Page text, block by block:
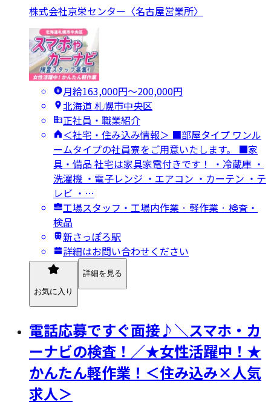
株式会社京栄センター〈名古屋営業所〉
月給163,000円〜200,000円
北海道 札幌市中央区
正社員・職業紹介
＜社宅・住み込み情報＞ ■部屋タイプ ワンル
ームタイプの社員寮をご用意いたします。 ■家
具・備品 社宅は家具家電付きです！ ・冷蔵庫 ・
洗濯機 ・電子レンジ ・エアコン ・カーテン ・テ
レビ ・…
工場スタッフ・工場内作業 · 軽作業 · 検査・
検品
新さっぽろ駅
詳細はお問い合わせください
お気に入り
詳細を見る
電話応募ですぐ面接♪＼スマホ・カ
ーナビの検査！／★女性活躍中！★
かんたん軽作業！＜住み込み×人気
求人＞